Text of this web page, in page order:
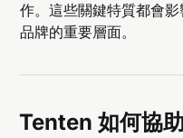
作。這些關鍵特質都會
品牌的重要層面。
Tenten 如何協